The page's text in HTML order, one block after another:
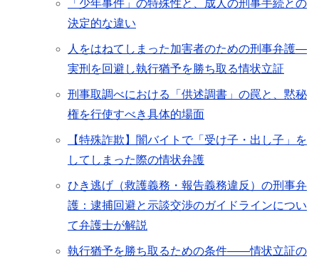
「少年事件」の特殊性と、成人の刑事手続との
決定的な違い
人をはねてしまった加害者のための刑事弁護―
実刑を回避し執行猶予を勝ち取る情状立証
刑事取調べにおける「供述調書」の罠と、黙秘
権を行使すべき具体的場面
【特殊詐欺】闇バイトで「受け子・出し子」を
してしまった際の情状弁護
ひき逃げ（救護義務・報告義務違反）の刑事弁
護：逮捕回避と示談交渉のガイドラインについ
て弁護士が解説
執行猶予を勝ち取るための条件――情状立証の